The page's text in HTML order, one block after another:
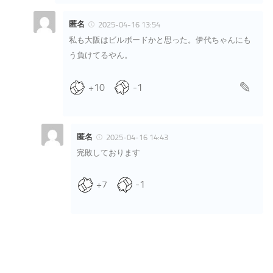
匿名
2025-04-16 13:54
私も大阪はビルボードかと思った。伊代ちゃんにも
う負けてるやん。
+10 -1
匿名
2025-04-16 14:43
完敗しております
+7 -1